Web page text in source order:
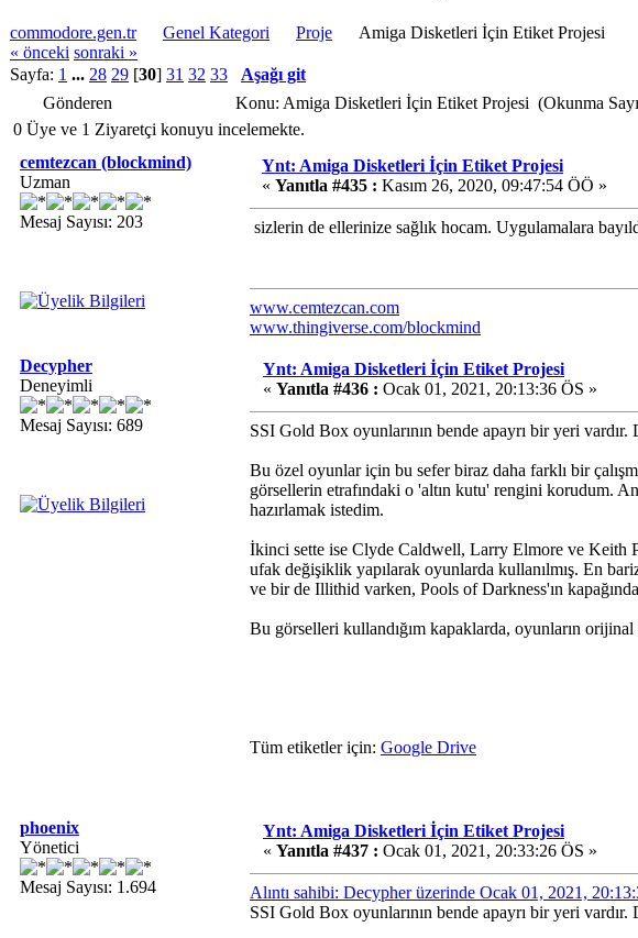
commodore.gen.tr Genel Kategori Proje
Amiga Disketleri İçin Etiket Projesi
« önceki sonraki »
Sayfa: 1 ... 28 29 [30] 31 32 33
Aşağı git
Gönderen
Konu: Amiga Disketleri İçin Etiket Projesi (Okunma
0 Üye ve 1 Ziyaretçi konuyu incelemekte.
cemtezcan (blockmind)
Uzman
Mesaj Sayısı: 203
Ynt: Amiga Disketleri İçin Etiket Projesi
« Yanıtla #435 : Kasım 26, 2020, 09:47:54 ÖÖ »
sizlerin de ellerinize sağlık hocam. Uygulamalara
www.cemtezcan.com
www.thingiverse.com/blockmind
Decypher
Deneyimli
Mesaj Sayısı: 689
Ynt: Amiga Disketleri İçin Etiket Projesi
« Yanıtla #436 : Ocak 01, 2021, 20:13:36 ÖS »
SSI Gold Box oyunlarının bende apayrı bir yeri
Bu özel oyunlar için bu sefer biraz daha farklı bir
görsellerin etrafındaki o 'altın kutu' rengini korudum.
hazırlamak istedim.
İkinci sette ise Clyde Caldwell, Larry Elmore ve Keith
ufak değişiklik yapılarak oyunlarda kullanılmış. En
ve bir de Illithid varken, Pools of Darkness'ın
Bu görselleri kullandığım kapaklarda, oyunların orijinal
Tüm etiketler için: Google Drive
phoenix
Yönetici
Mesaj Sayısı: 1.694
Ynt: Amiga Disketleri İçin Etiket Projesi
« Yanıtla #437 : Ocak 01, 2021, 20:33:26 ÖS »
Alıntı sahibi: Decypher üzerinde Ocak 01, 2021,
SSI Gold Box oyunlarının bende apayrı bir yeri